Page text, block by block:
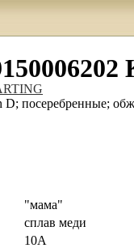
посеребренные;
"мама"
сплав меди
10А